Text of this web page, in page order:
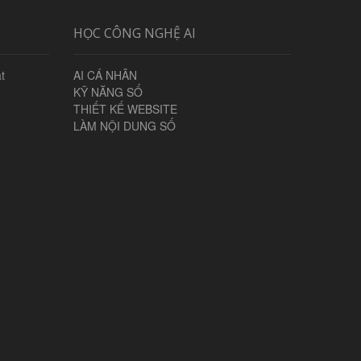
HỌC CÔNG NGHỆ AI
AI CÁ NHÂN
KỸ NĂNG SỐ
THIẾT KẾ WEBSITE
LÀM NỘI DUNG SỐ